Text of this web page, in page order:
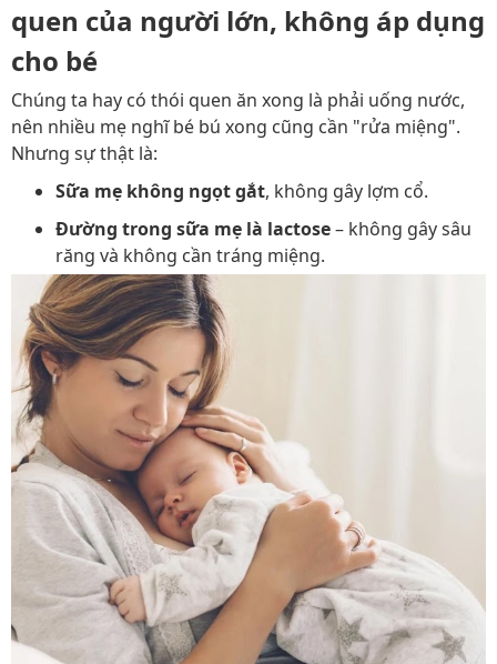
quen của người lớn, không áp dụng
cho bé
Chúng ta hay có thói quen ăn xong là phải uống nước,
nên nhiều mẹ nghĩ bé bú xong cũng cần "rửa miệng".
Nhưng sự thật là:
Sữa mẹ không ngọt gắt, không gây lợm cổ.
Đường trong sữa mẹ là lactose– không gây sâu
răng và không cần tráng miệng.